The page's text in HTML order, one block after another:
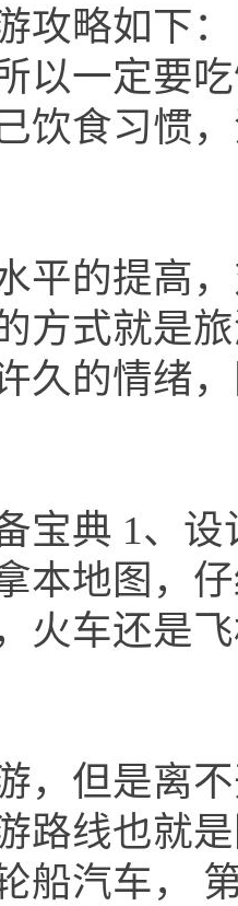
攻略如下
以一定要
饮食习惯
平的提高
方式就是
久的情绪
宝典 1、
本地图，
火车还是
，但是离
路线也就
船汽车，